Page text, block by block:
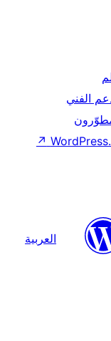
الفني
↗
العربية